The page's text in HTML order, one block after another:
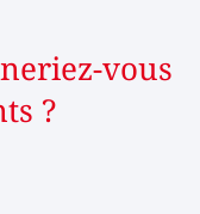
vous
?